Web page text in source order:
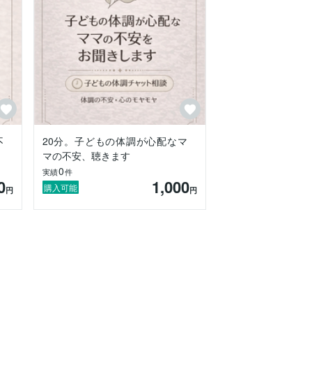
円
20分。子どもの体調が心配なマ
マの不安、聴きます
実績0件
購入可能 1,000円